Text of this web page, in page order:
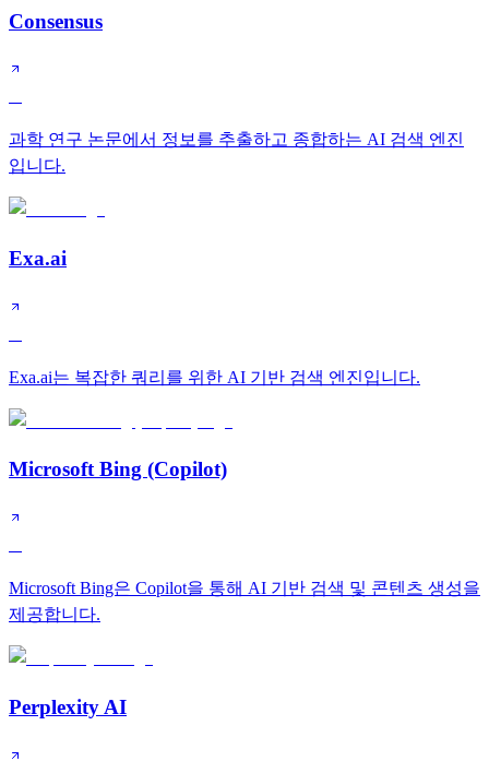
Consensus
과학 연구 논문에서 정보를 추출하고 종합하는 AI 검색 엔진
입니다.
Exa.ai
Exa.ai는 복잡한 쿼리를 위한 AI 기반 검색 엔진입니다.
Microsoft Bing (Copilot)
Microsoft Bing은 Copilot을 통해 AI 기반 검색 및 콘텐츠 생성을
제공합니다.
Perplexity AI